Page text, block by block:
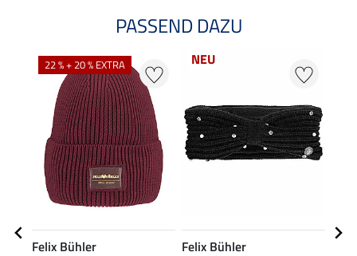
PASSEND DAZU
22 % + 20 % EXTRA
Felix Bühler
NEU
Felix Bühler